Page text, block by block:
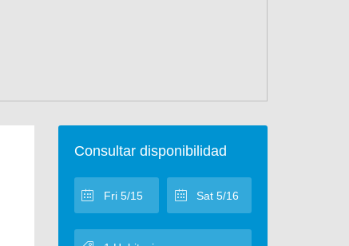
Consultar disponibilidad